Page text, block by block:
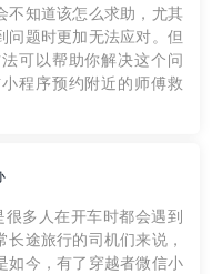
不知道该怎么求助，尤其
问题时更加无法应对。但
可以帮助你解决这个问
程序预约附近的师傅救
多人在开车时都会遇到
途旅行的司机们来说，
如今，有了穿越者微信小